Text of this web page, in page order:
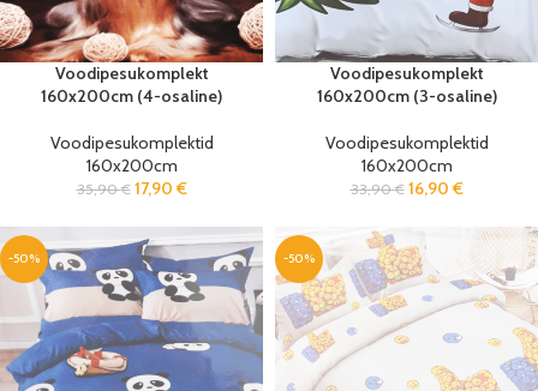
Voodipesukomplekt
160x200cm (4-osaline)
Voodipesukomplektid
160x200cm
35,90€ 17,90 €
Voodipesukomplekt
160x200cm (3-osaline)
Voodipesukomplektid
160x200cm
33,90€ 16,90 €
-50% -50%